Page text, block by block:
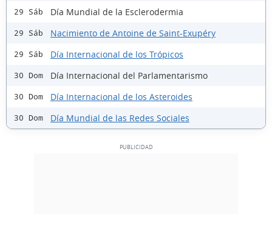
29 Sáb Día Mundial de la Esclerodermia
29 Sáb Nacimiento de Antoine de Saint-Exupéry
29 Sáb Día Internacional de los Trópicos
30 Dom Día Internacional del Parlamentarismo
30 Dom Día Internacional de los Asteroides
30 Dom Día Mundial de las Redes Sociales